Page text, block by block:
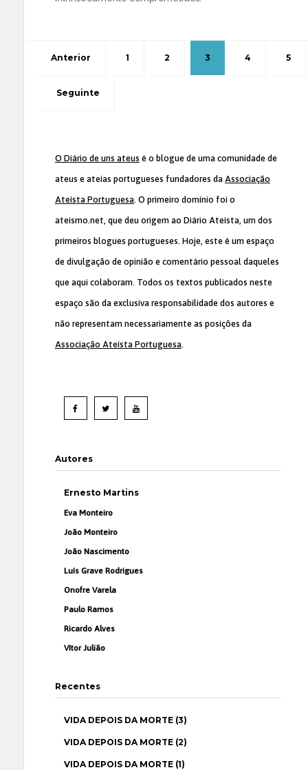
Anterior 1 2 3 4 5
Seguinte
O Diário de uns ateus é o blogue de uma comunidade de
ateus e ateias portugueses fundadores da Associação
Ateísta Portuguesa. O primeiro domínio foi o
ateismo.net, que deu origem ao Diário Ateísta, um dos
primeiros blogues portugueses. Hoje, este é um espaço
de divulgação de opinião e comentário pessoal daqueles
que aqui colaboram. Todos os textos publicados neste
espaço são da exclusiva responsabilidade dos autores e
não representam necessariamente as posições da
Associação Ateísta Portuguesa.
Autores
Ernesto Martins
Eva Monteiro
João Monteiro
João Nascimento
Luís Grave Rodrigues
Onofre Varela
Paulo Ramos
Ricardo Alves
Vítor Julião
Recentes
VIDA DEPOIS DA MORTE (3)
VIDA DEPOIS DA MORTE (2)
VIDA DEPOIS DA MORTE (1)